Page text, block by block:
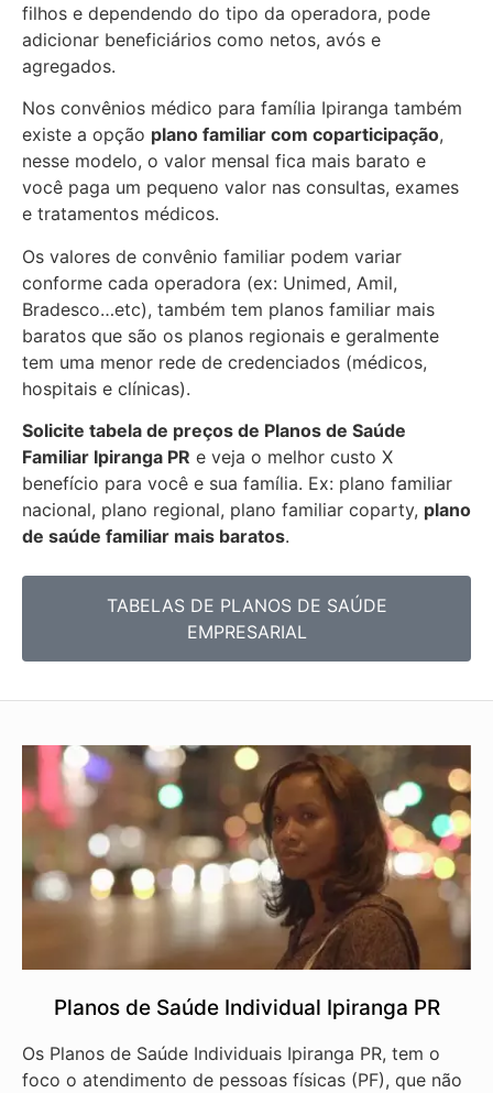
filhos e dependendo do tipo da operadora, pode
adicionar beneficiários como netos, avós e
agregados.
Nos convênios médico para família Ipiranga também
existe a opção plano familiar com coparticipação,
nesse modelo, o valor mensal fica mais barato e
você paga um pequeno valor nas consultas, exames
e tratamentos médicos.
Os valores de convênio familiar podem variar
conforme cada operadora (ex: Unimed, Amil,
Bradesco…etc), também tem planos familiar mais
baratos que são os planos regionais e geralmente
tem uma menor rede de credenciados (médicos,
hospitais e clínicas).
Solicite tabela de preços de Planos de Saúde
Familiar Ipiranga PR e veja o melhor custo X
benefício para você e sua família. Ex: plano familiar
nacional, plano regional, plano familiar coparty, plano
de saúde familiar mais baratos.
TABELAS DE PLANOS DE SAÚDE
EMPRESARIAL
Planos de Saúde Individual Ipiranga PR
Os Planos de Saúde Individuais Ipiranga PR, tem o
foco o atendimento de pessoas físicas (PF), que não